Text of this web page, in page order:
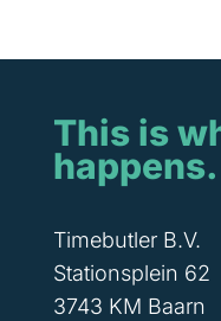
This is
happens.
Timebutler B.V.
Stationsplein 62
3743 KM Baarn